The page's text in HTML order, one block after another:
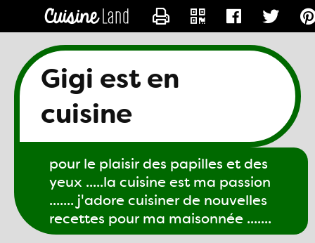
Gigi est en
cuisine
pour le plaisir des papilles et des
yeux .....la cuisine est ma passion
....... j'adore cuisiner de nouvelles
recettes pour ma maisonnée .......
CONTACTER GIGI61